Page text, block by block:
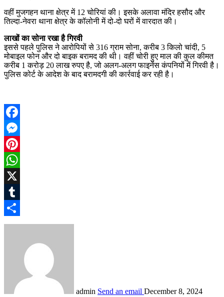
वहीं मुजगहन थाना क्षेत्र में 12 चोरियां की। इसके अलावा मंदिर हसौद और
तिल्दा-नेवरा थाना क्षेत्र के कॉलोनी में दो-दो घरों में वारदात की।
लाखों का सोना रखा है गिरवी
इससे पहले पुलिस ने आरोपियों से 316 ग्राम सोना, करीब 3 किलो चांदी, 5
मोबाइल फोन और दो बाइक बरामद की थी। वहीं चोरी हुए माल की कुल कीमत
करीब 1 करोड़ 20 लाख रुपए है, जो अलग-अलग फाइनेंस कंपनियों में गिरवी है।
पुलिस कोर्ट के आदेश के बाद बरामदगी की कार्रवाई कर रही है।
Facebook
Messenger
Pinterest
WhatsApp
X
Tumblr
Share
admin Send an email December 8, 2024